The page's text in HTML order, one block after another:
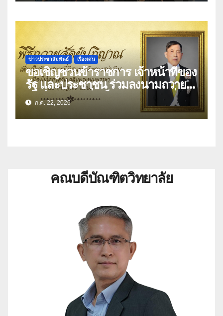
ข่าวประชาสัมพันธ์ เรื่องเด่น
ขอเชิญชวนข้าราชการ เจ้าหน้าที่ของ
รัฐ และประชาชน ร่วมลงนามถวาย
สัตย์ปฏิญานเพื่อเป็นข้าราชการที่ดี
และพลังของแผ่นดิน เนื่องในโอกาส
วันเฉลิมพระชนมพรรษา 28
ก.ค. 22, 2026
คณบดีบัณฑิตวิทยาลัย